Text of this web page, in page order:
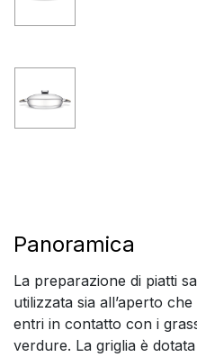
Panoramica
La preparazione di piatti
utilizzata sia all’aperto
entri in contatto con i
verdure. La griglia è